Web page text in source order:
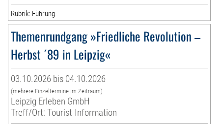
Rubrik: Führung
Themenrundgang »Friedliche Revolution –
Herbst ´89 in Leipzig«
03.10.2026 bis 04.10.2026
(mehrere Einzeltermine im Zeitraum)
Leipzig Erleben GmbH
Treff/Ort: Tourist-Information